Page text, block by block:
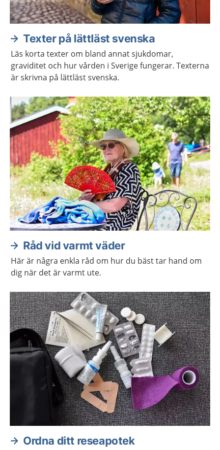
Texter på lättläst svenska
Läs korta texter om bland annat sjukdomar,
graviditet och hur vården i Sverige fungerar. Texterna
är skrivna på lättläst svenska.
Råd vid varmt väder
Här är några enkla råd om hur du bäst tar hand om
dig när det är varmt ute.
Ordna ditt reseapotek